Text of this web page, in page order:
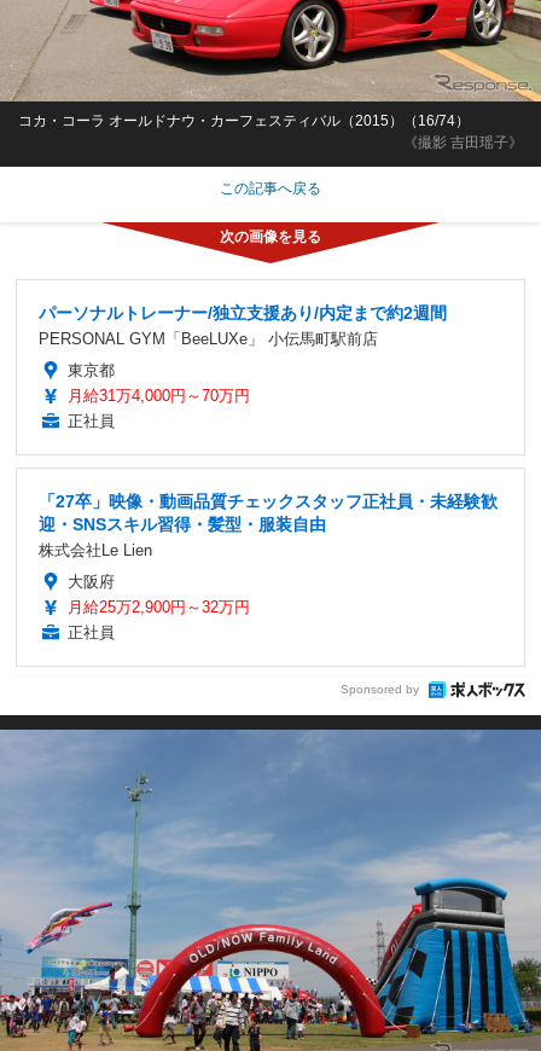
《撮影 吉田瑶子》
コカ・コーラ オールドナウ・カーフェスティバル（2015）（16/74）
この記事へ戻る
パーソナルトレーナー/独立支援あり/内定まで約2週間
PERSONAL GYM「BeeLUXe」 小伝馬町駅前店
東京都
月給31万4,000円～70万円
正社員
「27卒」映像・動画品質チェックスタッフ正社員・未経験歓
迎・SNSスキル習得・髪型・服装自由
株式会社Le Lien
大阪府
月給25万2,900円～32万円
正社員
Sponsored by